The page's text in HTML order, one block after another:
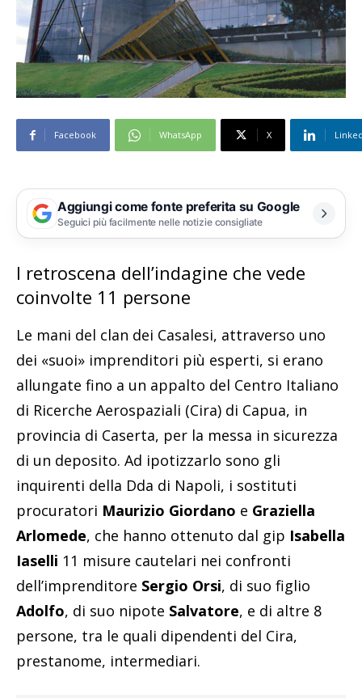
Facebook WhatsApp X
Aggiungi come fonte preferita su Google
Seguici più facilmente nelle notizie consigliate
I retroscena dell’indagine che vede
coinvolte 11 persone
Le mani del clan dei Casalesi, attraverso uno
dei «suoi» imprenditori più esperti, si erano
allungate fino a un appalto del Centro Italiano
di Ricerche Aerospaziali (Cira) di Capua, in
provincia di Caserta, per la messa in sicurezza
di un deposito. Ad ipotizzarlo sono gli
inquirenti della Dda di Napoli, i sostituti
procuratori Maurizio Giordano e Graziella
Arlomede, che hanno ottenuto dal gip Isabella
Iaselli 11 misure cautelari nei confronti
dell’imprenditore Sergio Orsi, di suo figlio
Adolfo, di suo nipote Salvatore, e di altre 8
persone, tra le quali dipendenti del Cira,
prestanome, intermediari.